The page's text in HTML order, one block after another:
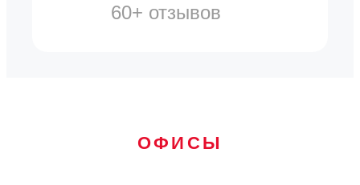
60+ отзывов
ОФИСЫ